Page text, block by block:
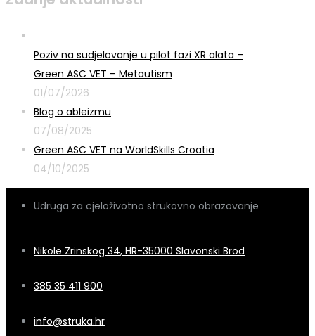
Poziv na sudjelovanje u pilot fazi XR alata –
Green ASC VET – Metautism
01/07/2026
Blog o ableizmu
07/08/2025
Green ASC VET na WorldSkills Croatia
04/10/2025
Udruga za cjeloživotno strukovno obrazovanje
Nikole Zrinskog 34, HR-35000 Slavonski Brod
385 35 411 900
info@struka.hr